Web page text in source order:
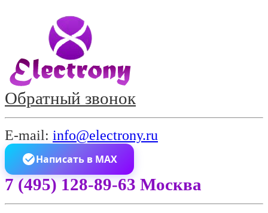
Обратный звонок
E-mail: info@electrony.ru
Написать в MAX
7 (495) 128-89-63 Москва